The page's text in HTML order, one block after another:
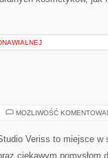
MOŻLIWOŚĆ
Veriss to miejsce w
ciekawym pomysłom